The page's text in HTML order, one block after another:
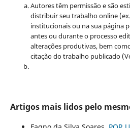
Autores têm permissão e são
distribuir seu trabalho online
institucionais ou na sua página
antes ou durante o processo
alterações produtivas, bem
citação do trabalho publicado
Artigos mais lidos pelo